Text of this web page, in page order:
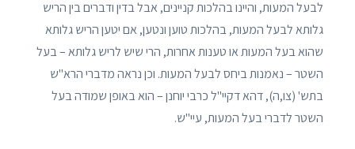
לבעל המעות, והיינו בהלכות קניינים, אבל בדין ודברים בין הריש
גלותא לבעל המעות, בהלכות טוען ונטען, אם יטען הריש גלותא
שהוא בעל המעות או טענות אחרות, הרי שיש לריש גלותא – בעל
השטר – נאמנות ביחס לבעל המעות. וכן נראה מדברי הרא"ש
בתש' (צו,ה), דהא דקיי"ל כרבי יוחנן – הוא באופן שמודה בעל
השטר לדברי בעל המעות, עיי"ש.